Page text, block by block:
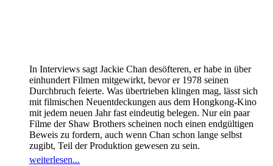
In Interviews sagt Jackie Chan desöfteren, er habe in über
einhundert Filmen mitgewirkt, bevor er 1978 seinen
Durchbruch feierte. Was übertrieben klingen mag, lässt sich
mit filmischen Neuentdeckungen aus dem Hongkong-Kino
mit jedem neuen Jahr fast eindeutig belegen. Nur ein paar
Filme der Shaw Brothers scheinen noch einen endgültigen
Beweis zu fordern, auch wenn Chan schon lange selbst
zugibt, Teil der Produktion gewesen zu sein.
weiterlesen...